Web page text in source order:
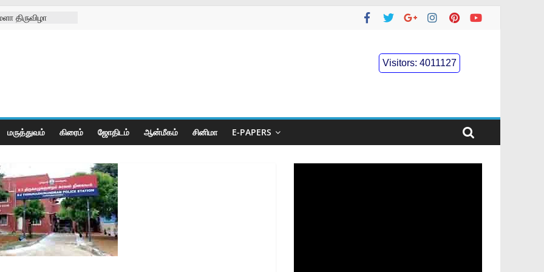
திருவிழா
போட்டிகள்
Visitors: 4011127
மருத்துவம் கிரைம் ஜோ‌திட‌ம் ஆன்மீகம் சினிமா E-PAPERS